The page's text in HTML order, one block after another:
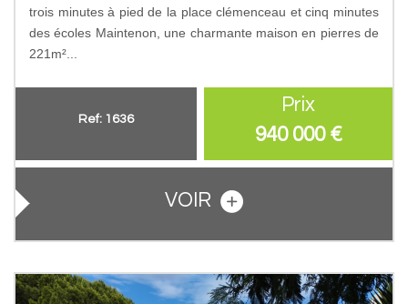
trois minutes à pied de la place clémenceau et cinq minutes
des écoles Maintenon, une charmante maison en pierres de
221m²...
Ref: 1636
Prix
940 000 €
VOIR